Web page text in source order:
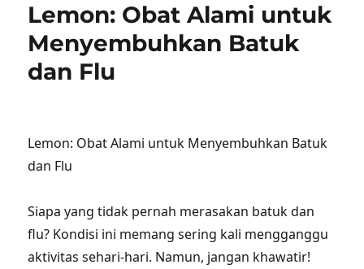
Lemon: Obat Alami untuk
Menyembuhkan Batuk
dan Flu
Lemon: Obat Alami untuk Menyembuhkan Batuk
dan Flu
Siapa yang tidak pernah merasakan batuk dan
flu? Kondisi ini memang sering kali mengganggu
aktivitas sehari-hari. Namun, jangan khawatir!